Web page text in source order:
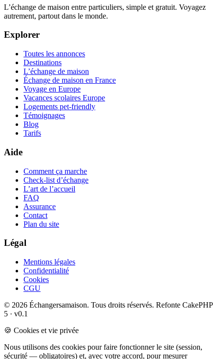
L’échange de maison entre particuliers, simple et gratuit. Voyagez
autrement, partout dans le monde.
Explorer
Toutes les annonces
Destinations
L’échange de maison
Échange de maison en France
Voyage en Europe
Vacances scolaires Europe
Logements pet-friendly
Témoignages
Blog
Tarifs
Aide
Comment ça marche
Check-list d’échange
L’art de l’accueil
FAQ
Assurance
Contact
Plan du site
Légal
Mentions légales
Confidentialité
Cookies
CGU
© 2026 Échangersamaison. Tous droits réservés. Refonte CakePHP
5 · v0.1
🍪 Cookies et vie privée
Nous utilisons des cookies pour faire fonctionner le site (session,
sécurité — obligatoires) et, avec votre accord, pour mesurer